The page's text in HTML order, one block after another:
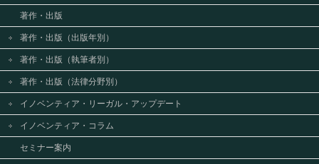
著作・出版
著作・出版（出版年別）
著作・出版（執筆者別）
著作・出版（法律分野別）
イノベンティア・リーガル・アップデート
イノベンティア・コラム
セミナー案内